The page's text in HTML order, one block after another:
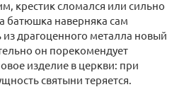
крестик сломался или сильно
батюшка наверняка сам
драгоценного металла новый
он порекомендует
изделие в церкви: при
святыни теряется.